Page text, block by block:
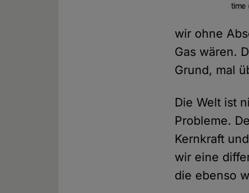
wir ohne
Gas wären.
Grund, mal
Die Welt ist
Probleme.
Kernkraft
wir eine
die ebenso